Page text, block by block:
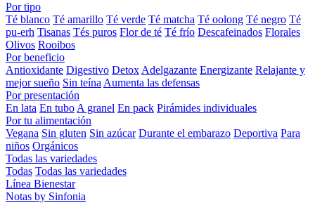
Por tipo
Té blanco Té amarillo Té verde Té matcha Té oolong Té negro Té
pu-erh Tisanas Tés puros Flor de té Té frío Descafeinados Florales
Olivos Rooibos
Por beneficio
Antioxidante Digestivo Detox Adelgazante Energizante Relajante y
mejor sueño Sin teína Aumenta las defensas
Por presentación
En lata En tubo A granel En pack Pirámides individuales
Por tu alimentación
Vegana Sin gluten Sin azúcar Durante el embarazo Deportiva Para
niños Orgánicos
Todas las variedades
Todas Todas las variedades
Línea Bienestar
Notas by Sinfonia